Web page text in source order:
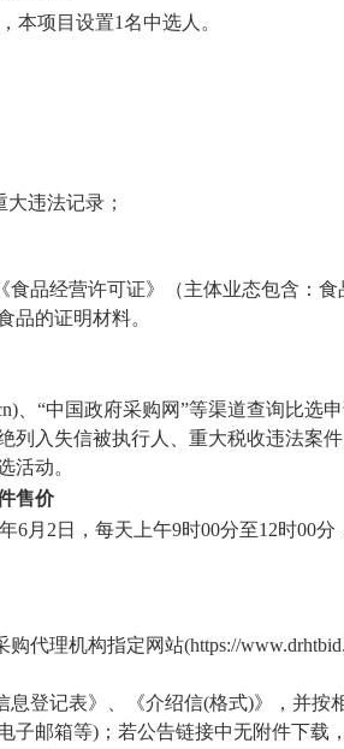
本项目设置1名中选人。
违法记录；
品经营许可证》（主体业态包含：
品的证明材料。
、“中国政府采购网”等渠道查询比选
列入失信被执行人、重大税收违法案
活动。
售价
6月 2 日，每天上午9时00分至12时00分
购代理机构指定网站(https://
登记表》、《介绍信(格式)》，并按
子邮箱等)；若公告链接中无附件下载